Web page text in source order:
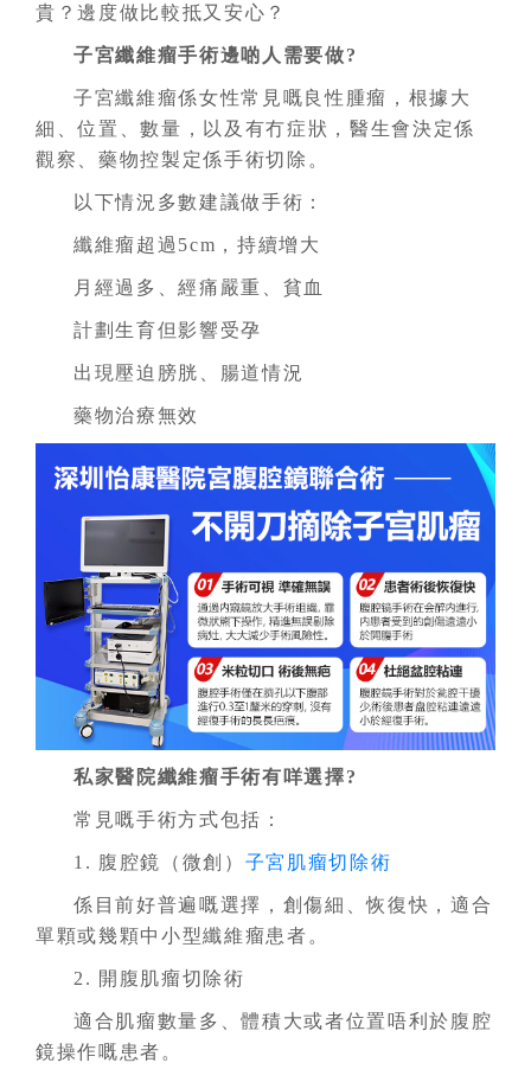
貴？邊度做比較抵又安心？
子宮纖維瘤手術邊啲人需要做?
子宮纖維瘤係女性常見嘅良性腫瘤，根據大
細、位置、數量，以及有冇症狀，醫生會決定係
觀察、藥物控製定係手術切除。
以下情況多數建議做手術：
纖維瘤超過5cm，持續增大
月經過多、經痛嚴重、貧血
計劃生育但影響受孕
出現壓迫膀胱、腸道情況
藥物治療無效
私家醫院纖維瘤手術有咩選擇?
常見嘅手術方式包括：
1. 腹腔鏡（微創） 子宮肌瘤切除術
係目前好普遍嘅選擇，創傷細、恢復快，適合
單顆或幾顆中小型纖維瘤患者。
2. 開腹肌瘤切除術
適合肌瘤數量多、體積大或者位置唔利於腹腔
鏡操作嘅患者。